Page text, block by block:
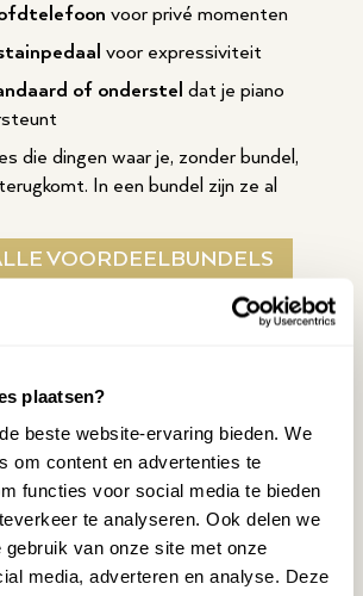
plaatsen?
beste website-ervaring bieden. We
om content en advertenties te
functies voor social media te bieden
te analyseren. Ook delen we
gebruik van onze site met onze
media, adverteren en analyse. Deze
voor privé momenten
voor expressiviteit
of onderstel dat je piano
die dingen waar je, zonder bundel,
In een bundel zijn ze al
VOORDEELBUNDELS
bedoeld?
simpel: voor iedereen die direct
Beginners hebben extra
geen keuzestress, geen misfits.
spelers vinden het prettig